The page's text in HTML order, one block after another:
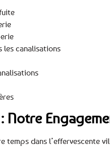
les canalisations
temps dans l’effervescente